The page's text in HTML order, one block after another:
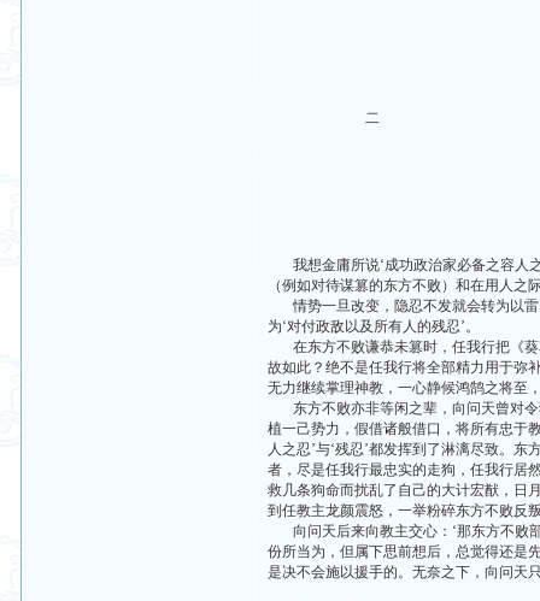
二
我想金庸所说‘成功政治家必备之容人
（例如对待谋篡的东方不败）和在用人
情势一旦改变，隐忍不发就会转为以雷
为‘对付政敌以及所有人的残忍’。
在东方不败谦恭未篡时，任我行把《葵
故如此？绝不是任我行将全部精力用于弥
无力继续掌理神教，一心静候鸿鹄之将至
东方不败亦非等闲之辈，向问天曾对令
植一己势力，假借诸般借口，将所有忠于
人之忍’与‘残忍’都发挥到了淋漓尽致。
者，尽是任我行最忠实的走狗，任我行居
救几条狗命而扰乱了自己的大计宏猷，日
到任教主龙颜震怒，一举粉碎东方不败反
向问天后来向教主交心：‘那东方不败
份所当为，但属下思前想后，总觉得还是
是决不会施以援手的。无奈之下，向问天